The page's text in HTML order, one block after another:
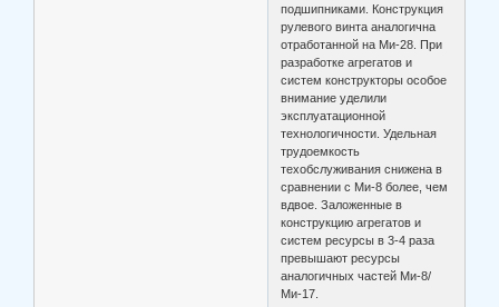
подшипниками. Конструкция
рулевого винта аналогична
отработанной на Ми-28. При
разработке агрегатов и
систем конструкторы особое
внимание уделили
эксплуатационной
технологичности. Удельная
трудоемкость
техобслуживания снижена в
сравнении с Ми-8 более, чем
вдвое. Заложенные в
конструкцию агрегатов и
систем ресурсы в 3-4 раза
превышают ресурсы
аналогичных частей Ми-8/
Ми-17.